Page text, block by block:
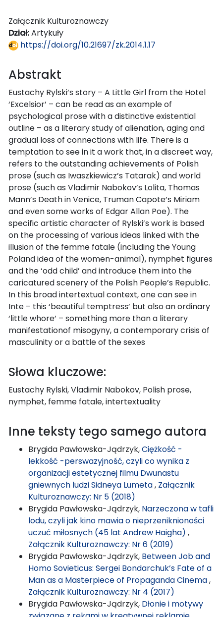
Załącznik Kulturoznawczy
Dział:Artykuły
https://doi.org/10.21697/zk.2014.1.17
Abstrakt
Eustachy Rylski’s story – A Little Girl from the Hotel
‘Excelsior’ – can be read as an example of
psychological prose with a distinctive existential
outline – as a literary study of alienation, aging and
gradual loss of connections with life. There is a
temptation to see in it a work that, in a discreet way,
refers to the outstanding achievements of Polish
prose (such as Iwaszkiewicz’s Tatarak) and world
prose (such as Vladimir Nabokov’s Lolita, Thomas
Mann’s Death in Venice, Truman Capote’s Miriam
and even some works of Edgar Allan Poe). The
specific artistic character of Rylski’s work is based
on the processing of various ideas linked with the
illusion of the femme fatale (including the Young
Poland idea of the women-animal), nymphet figures
and the ‘odd child’ and introduce them into the
caricatured scenery of the Polish People’s Republic.
In this broad intertextual context, one can see in
Inte – this ‘beautiful temptress’ but also an ordinary
‘little whore’ – something more than a literary
manifestationof misogyny, a contemporary crisis of
masculinity or a battle of the sexes
Słowa kluczowe:
Eustachy Rylski, Vladimir Nabokov, Polish prose,
nymphet, femme fatale, intertextuality
Inne teksty tego samego autora
Brygida Pawłowska-Jądrzyk,Ciężkość -
lekkość -perswazyjność, czyli co wynika z
organizacji estetycznej filmu Dwunastu
gniewnych ludzi Sidneya Lumeta, Załącznik
Kulturoznawczy: Nr 5 (2018)
Brygida Pawłowska-Jądrzyk, Narzeczona w tafli
lodu, czyli jak kino mawia o nieprzeniknioności
uczuć miłosnych (45 lat Andrew Haigha) ,
Załącznik Kulturoznawczy: Nr 6 (2019)
Brygida Pawłowska-Jądrzyk, Between Job and
Homo Sovieticus: Sergei Bondarchuk’s Fate of a
Man as a Masterpiece of Propaganda Cinema,
Załącznik Kulturoznawczy: Nr 4 (2017)
Brygida Pawłowska-Jądrzyk, Dłonie i motywy